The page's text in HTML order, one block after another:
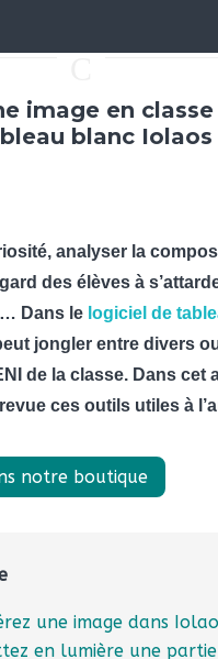
image en
blanc Iolaos
analyser la
des élèves à
Dans le logiciel de
jongler entre divers
de la classe. Dans
ces outils utiles à
notre boutique
une image dans
en lumière une